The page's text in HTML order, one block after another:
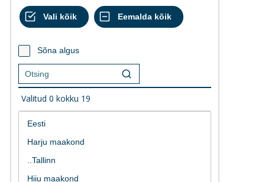
Sõna algus
Valitud 0 kokku 19